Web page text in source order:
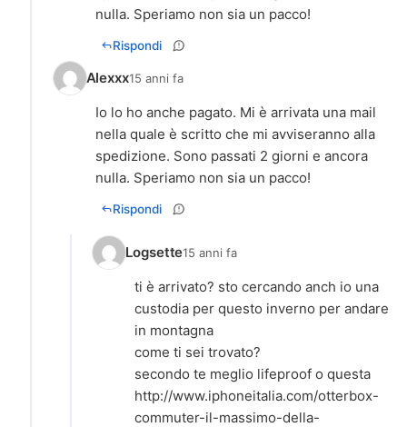
nulla. Speriamo non sia un pacco!
Rispondi
Alexxx15 anni fa
Io lo ho anche pagato. Mi è arrivata una mail
nella quale è scritto che mi avviseranno alla
spedizione. Sono passati 2 giorni e ancora
nulla. Speriamo non sia un pacco!
Rispondi
Logsette15 anni fa
ti è arrivato? sto cercando anch io una
custodia per questo inverno per andare
in montagna
come ti sei trovato?
secondo te meglio lifeproof o questa
http://www.iphoneitalia.com/otterbox-
commuter-il-massimo-della-